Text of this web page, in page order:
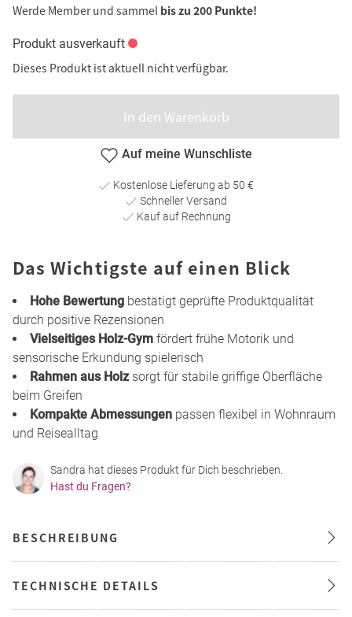
Werde Member und sammel bis zu 200 Punkte!
Produkt ausverkauft
Dieses Produkt ist aktuell nicht verfügbar.
In den Warenkorb
Auf meine Wunschliste
Kostenlose Lieferung ab 50 €
Schneller Versand
Kauf auf Rechnung
Das Wichtigste auf einen Blick
Hohe Bewertung bestätigt geprüfte Produktqualität
durch positive Rezensionen
Vielseitiges Holz-Gym fördert frühe Motorik und
sensorische Erkundung spielerisch
Rahmen aus Holzsorgt für stabile griffige Oberfläche
beim Greifen
Kompakte Abmessungen passen flexibel in Wohnraum
und Reisealltag
Sandra hat dieses Produkt für Dich beschrieben.
Hast du Fragen?
BESCHREIBUNG
TECHNISCHE DETAILS